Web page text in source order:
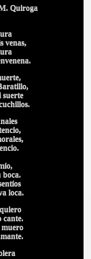
Quiroga
venas,
suerte
boca.
loca.
cante.
muero